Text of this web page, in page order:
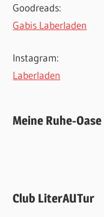
Goodreads:
Gabis Laberladen
Instagram:
Laberladen
Meine Ruhe-
Club LiterAUTur